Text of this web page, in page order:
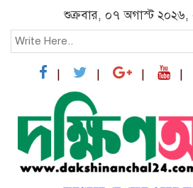
শুক্রবার, ০৭ অগাস্ট ২০২৬,